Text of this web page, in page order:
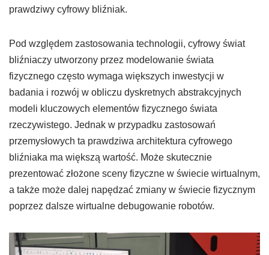
prawdziwy cyfrowy bliźniak.
Pod względem zastosowania technologii, cyfrowy świat
bliźniaczy utworzony przez modelowanie świata
fizycznego często wymaga większych inwestycji w
badania i rozwój w obliczu dyskretnych abstrakcyjnych
modeli kluczowych elementów fizycznego świata
rzeczywistego. Jednak w przypadku zastosowań
przemysłowych ta prawdziwa architektura cyfrowego
bliźniaka ma większą wartość. Może skutecznie
prezentować złożone sceny fizyczne w świecie wirtualnym,
a także może dalej napędzać zmiany w świecie fizycznym
poprzez dalsze wirtualne debugowanie robotów.